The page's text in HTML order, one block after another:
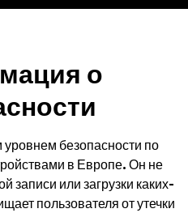
о
безопасности по
в Европе. Он не
записи или загрузки каких-
пользователя от утечки